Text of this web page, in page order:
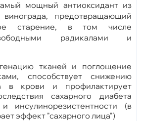
мощный антиоксидант из
предотвращающий
старение, в том числе
радикалами и
тканей и поглощение
способствует снижению
в крови и профилактирует
сахарного диабета
инсулинорезистентности (в
эффект "сахарного лица")